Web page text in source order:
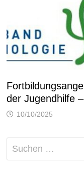
der Jugendhilfe
10/10/2025
Suchen
nach: